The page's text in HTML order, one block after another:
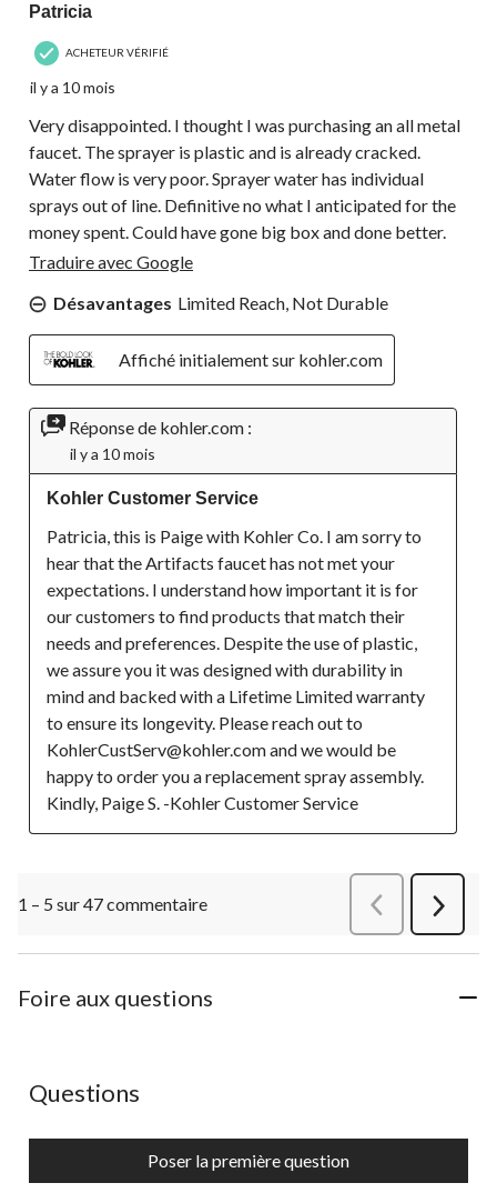
Patricia
ACHETEUR VÉRIFIÉ
il y a 10 mois
Very disappointed. I thought I was purchasing an all metal
faucet. The sprayer is plastic and is already cracked.
Water flow is very poor. Sprayer water has individual
sprays out of line. Definitive no what I anticipated for the
money spent. Could have gone big box and done better.
Traduire avec Google
Désavantages Limited Reach, Not Durable
Affiché initialement sur kohler.com
Réponse de kohler.com :
il y a 10 mois
Kohler Customer Service
Patricia, this is Paige with Kohler Co. I am sorry to
hear that the Artifacts faucet has not met your
expectations. I understand how important it is for
our customers to find products that match their
needs and preferences. Despite the use of plastic,
we assure you it was designed with durability in
mind and backed with a Lifetime Limited warranty
to ensure its longevity. Please reach out to
KohlerCustServ@kohler.com and we would be
happy to order you a replacement spray assembly.
Kindly, Paige S. -Kohler Customer Service
1 – 5 sur 47 commentaire
Suivant
Foire aux questions
Aucune question n'a été posée sur ce produit.
Questions
Poser la première question